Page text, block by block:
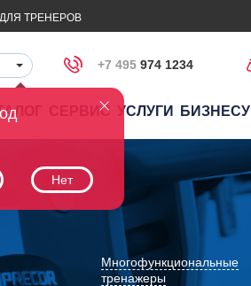
ТРЕНЕРОВ
Нет
+7 495 974 1234
СЕРВИС УСЛУГИ БИЗНЕСУ
Многофункциональные
тренажеры